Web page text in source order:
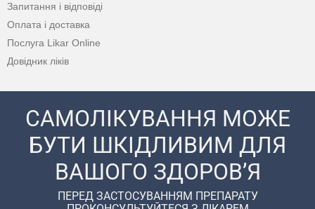
Запитання і відповіді
Оплата і доставка
Послуга Likar Online
Довідник ліків
САМОЛІКУВАННЯ МОЖЕ
БУТИ ШКІДЛИВИМ ДЛЯ
ВАШОГО ЗДОРОВ’Я
ПЕРЕД ЗАСТОСУВАННЯМ ПРЕПАРАТУ